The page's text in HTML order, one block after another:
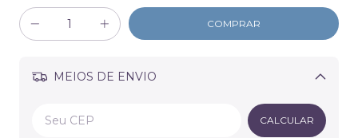
MEIOS DE ENVIO
Alterar CEP
CALCULAR